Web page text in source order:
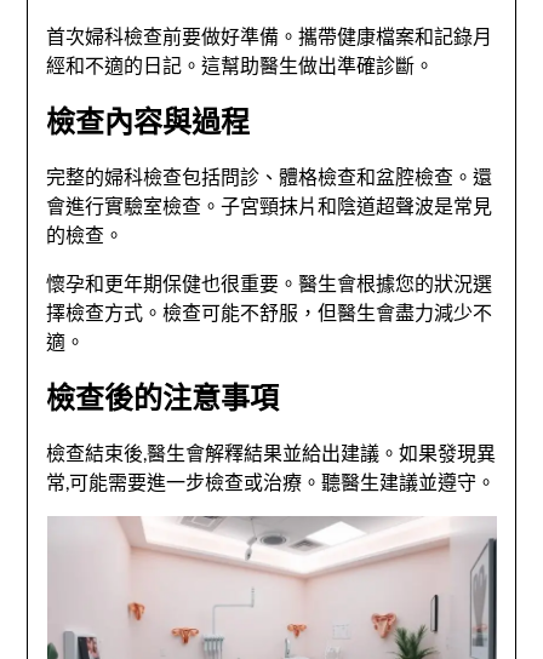
首次婦科檢查前要做好準備。攜帶健康檔案和記錄月
經和不適的日記。這幫助醫生做出準確診斷。
檢查內容與過程
完整的婦科檢查包括問診、體格檢查和盆腔檢查。還
會進行實驗室檢查。子宮頸抹片和陰道超聲波是常見
的檢查。
懷孕和更年期保健也很重要。醫生會根據您的狀況選
擇檢查方式。檢查可能不舒服，但醫生會盡力減少不
適。
檢查後的注意事項
檢查結束後,醫生會解釋結果並給出建議。如果發現異
常,可能需要進一步檢查或治療。聽醫生建議並遵守。